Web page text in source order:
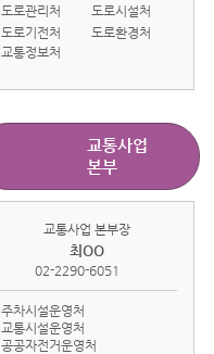
도로관리처
도로시설처
도로기전처
도로환경처
교통정보처
교통사업
본부
교통사업 본부장
최OO
02-2290-6051
주차시설운영처
교통시설운영처
공공자전거운영처